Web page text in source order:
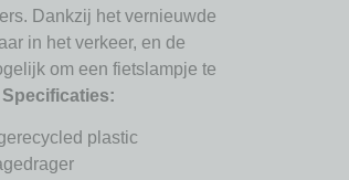
Dankzij het vernieuwde
in het verkeer, en de
om een fietslampje te
Specificaties:
plastic